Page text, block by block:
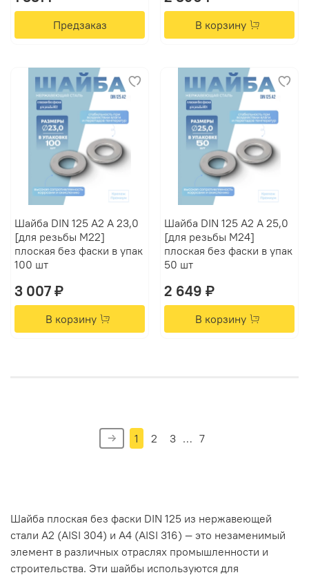
Предзаказ В корзину
Шайба DIN 125 А2 A 23,0
[для резьбы M22]
плоская без фаски в упак
100 шт
3 007 ₽
В корзину
Шайба DIN 125 А2 A 25,0
[для резьбы M24]
плоская без фаски в упак
50 шт
2 649 ₽
В корзину
1 2 3 … 7
Шайба плоская без фаски DIN 125 из нержавеющей
стали А2 (AISI 304) и А4 (AISI 316) — это незаменимый
элемент в различных отраслях промышленности и
строительства. Эти шайбы используются для